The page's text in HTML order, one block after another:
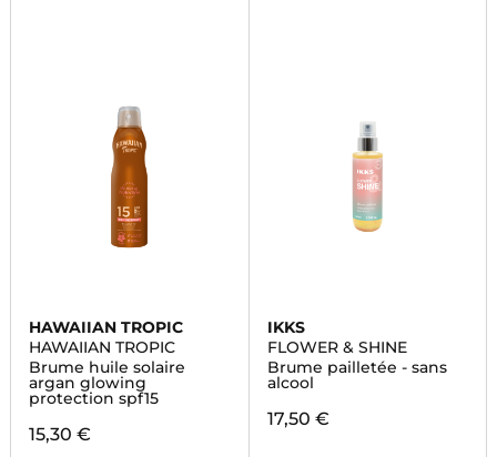
HAWAIIAN TROPIC
HAWAIIAN TROPIC
Brume huile solaire
argan glowing
protection spf15
15,30 €
IKKS
FLOWER & SHINE
Brume pailletée - sans
alcool
17,50 €